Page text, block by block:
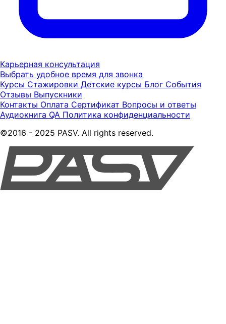
Карьерная консультация
Выбрать удобное время для звонка
Курсы Стажировки Детские курсы Блог События
Отзывы Выпускники
Контакты Оплата Сертификат Вопросы и ответы
Аудиокнига QA Политика конфиденциальности
©2016 - 2025 PASV. All rights reserved.